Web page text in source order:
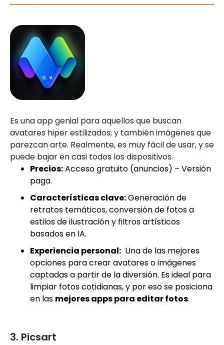
Es una app genial para aquellos que buscan
avatares hiper estilizados, y también imágenes que
parezcan arte. Realmente, es muy fácil de usar, y se
puede bajar en casi todos los dispositivos.
Precios:Acceso gratuito (anuncios) – Versión
paga.
Características clave:Generación de
retratos temáticos, conversión de fotos a
estilos de ilustración y filtros artísticos
basados en IA.
Experiencia personal: Una de las mejores
opciones para crear avatares o imágenes
captadas a partir de la diversión. Es ideal para
limpiar fotos cotidianas, y por eso se posiciona
en las mejores apps para editar fotos.
3. Picsart